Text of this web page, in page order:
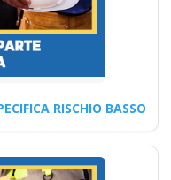
e per
in
per
RISCHIO BASSO